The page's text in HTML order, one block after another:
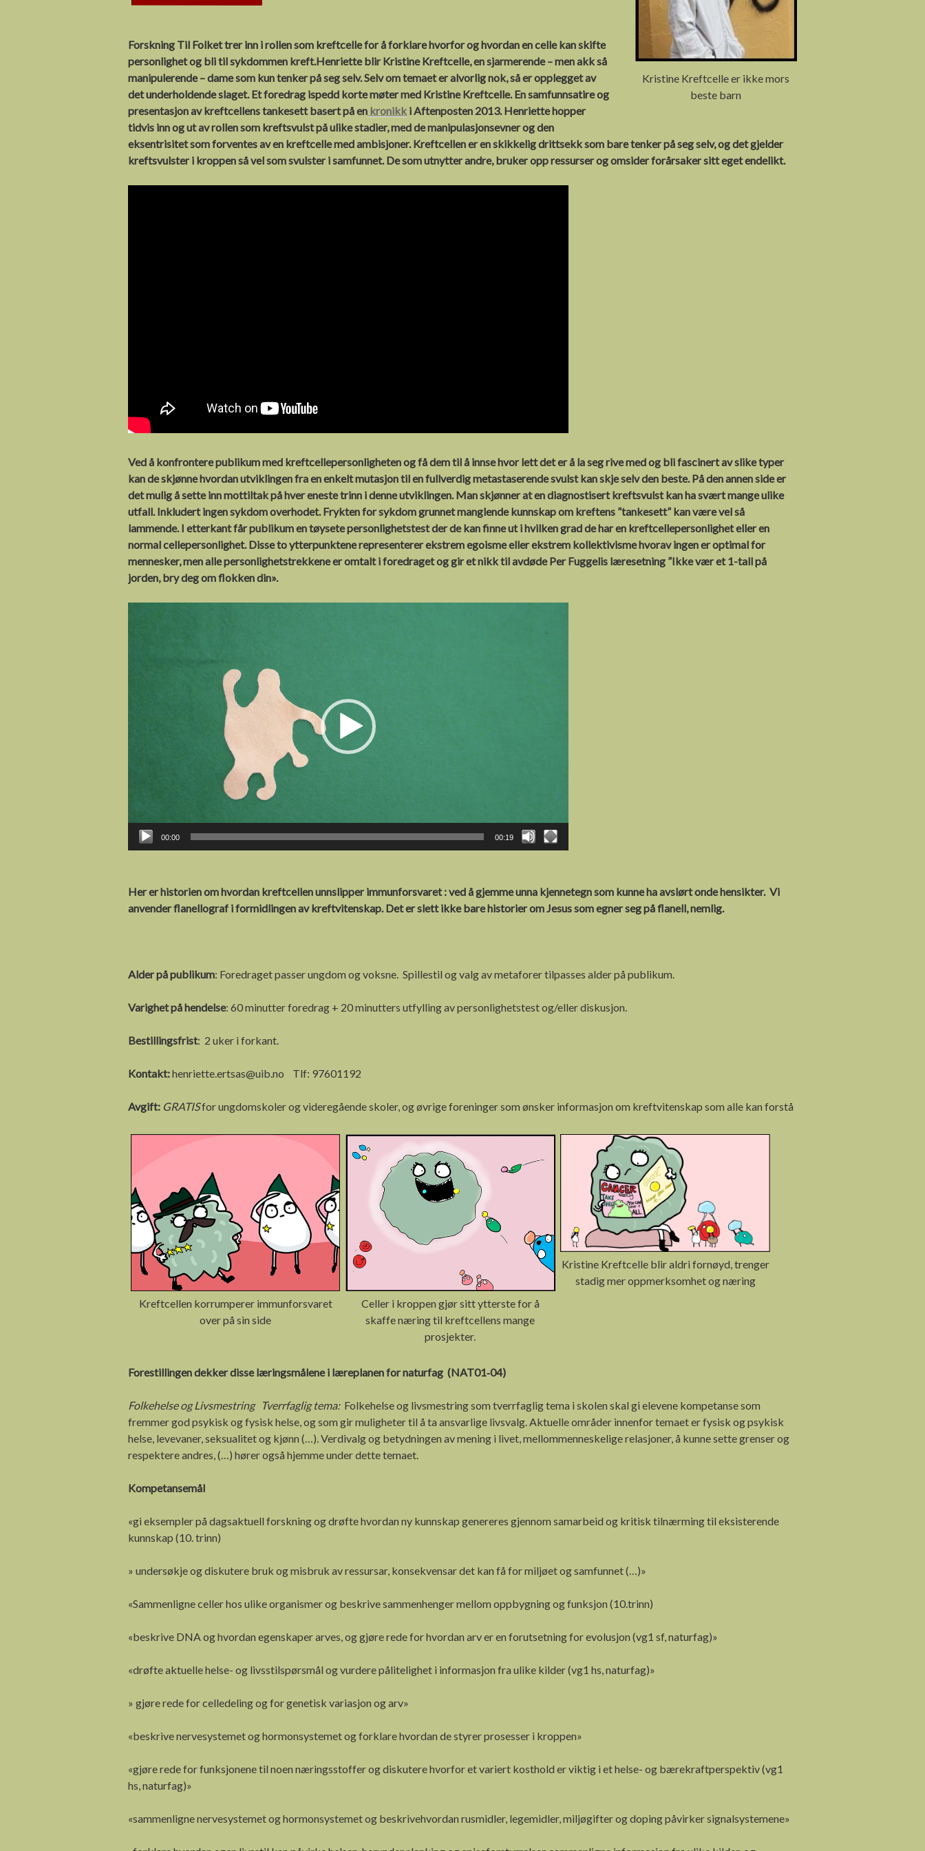
Invasjonen av
Laryngoland
Jan Banan har
mageondt
Begeistrede
pigmenter splitter
vannmolekyler og
stenger hydrogenet
Fråtse-Frida
Kronstad Velforening
Researcher’s night
2016
Fråtse-Frida på
Alumnidag 2016
Kristine Kreftcelle er ikke mors
beste barn
Forskning Til Folket trer inn i rollen som kreftcelle for å forklare hvorfor og hvordan en celle kan skifte
personlighet og bli til sykdommen kreft.Henriette blir Kristine Kreftcelle, en sjarmerende – men akk så
manipulerende – dame som kun tenker på seg selv. Selv om temaet er alvorlig nok, så er opplegget av
det underholdende slaget. Et foredrag ispedd korte møter med Kristine Kreftcelle. En samfunnsatire og
presentasjon av kreftcellens tankesett basert på en kronikk i Aftenposten 2013. Henriette hopper
tidvis inn og ut av rollen som kreftsvulst på ulike stadier, med de manipulasjonsevner og den
eksentrisitet som forventes av en kreftcelle med ambisjoner. Kreftcellen er en skikkelig drittsekk som bare tenker på seg selv, og det gjelder
kreftsvulster i kroppen så vel som svulster i samfunnet. De som utnytter andre, bruker opp ressurser og omsider forårsaker sitt eget endelikt.
Ved å konfrontere publikum med kreftcellepersonligheten og få dem til å innse hvor lett det er å la seg rive med og bli fascinert av slike typer
kan de skjønne hvordan utviklingen fra en enkelt mutasjon til en fullverdig metastaserende svulst kan skje selv den beste. På den annen side er
det mulig å sette inn mottiltak på hver eneste trinn i denne utviklingen. Man skjønner at en diagnostisert kreftsvulst kan ha svært mange ulike
utfall. Inkludert ingen sykdom overhodet. Frykten for sykdom grunnet manglende kunnskap om kreftens ”tankesett” kan være vel så
lammende. I etterkant får publikum en tøysete personlighetstest der de kan finne ut i hvilken grad de har en kreftcellepersonlighet eller en
normal cellepersonlighet. Disse to ytterpunktene representerer ekstrem egoisme eller ekstrem kollektivisme hvorav ingen er optimal for
mennesker, men alle personlighetstrekkene er omtalt i foredraget og gir et nikk til avdøde Per Fuggelis læresetning ”Ikke vær et 1-tall på
jorden, bry deg om flokken din».
00:00 00:19
Her er historien om hvordan kreftcellen unnslipper immunforsvaret : ved å gjemme unna kjennetegn som kunne ha avslørt onde hensikter.Vi
anvender flanellograf i formidlingen av kreftvitenskap. Det er slett ikke bare historier om Jesus som egner seg på flanell, nemlig.
Alder på publikum: Foredraget passer ungdom og voksne. Spillestil og valg av metaforer tilpasses alder på publikum.
Varighet på hendelse: 60 minutter foredrag + 20 minutters utfylling av personlighetstest og/eller diskusjon.
Bestillingsfrist: 2 uker i forkant.
Kontakt:henriette.ertsas@uib.no Tlf: 97601192
Avgift: GRATISfor ungdomskoler og videregående skoler, og øvrige foreninger som ønsker informasjon om kreftvitenskap som alle kan forstå
Kreftcellen korrumperer immunforsvaret
over på sin side
Celler i kroppen gjør sitt ytterste for å
skaffe næring til kreftcellens mange
prosjekter.
Kristine Kreftcelle blir aldri fornøyd, trenger
stadig mer oppmerksomhet og næring
Forestillingen dekker disse læringsmålene i læreplanen for naturfag (NAT01‑04)
Folkehelse og Livsmestring Tverrfaglig tema: Folkehelse og livsmestring som tverrfaglig tema i skolen skal gi elevene kompetanse som
fremmer god psykisk og fysisk helse, og som gir muligheter til å ta ansvarlige livsvalg. Aktuelle områder innenfor temaet er fysisk og psykisk
helse, levevaner, seksualitet og kjønn (…). Verdivalg og betydningen av mening i livet, mellommenneskelige relasjoner, å kunne sette grenser og
respektere andres, (…) hører også hjemme under dette temaet.
Kompetansemål
«gi eksempler på dagsaktuell forskning og drøfte hvordan ny kunnskap genereres gjennom samarbeid og kritisk tilnærming til eksisterende
kunnskap (10. trinn)
» undersøkje og diskutere bruk og misbruk av ressursar, konsekvensar det kan få for miljøet og samfunnet (…)»
«Sammenligne celler hos ulike organismer og beskrive sammenhenger mellom oppbygning og funksjon (10.trinn)
«beskrive DNA og hvordan egenskaper arves, og gjøre rede for hvordan arv er en forutsetning for evolusjon (vg1 sf, naturfag)»
«drøfte aktuelle helse- og livsstilspørsmål og vurdere pålitelighet i informasjon fra ulike kilder (vg1 hs, naturfag)»
» gjøre rede for celledeling og for genetisk variasjon og arv»
«beskrive nervesystemet og hormonsystemet og forklare hvordan de styrer prosesser i kroppen»
«gjøre rede for funksjonene til noen næringsstoffer og diskutere hvorfor et variert kosthold er viktig i et helse- og bærekraftperspektiv (vg1
hs, naturfag)»
«sammenlignenervesystemet og hormonsystemet og beskrivehvordan rusmidler, legemidler, miljøgifter og doping påvirker signalsystemene»